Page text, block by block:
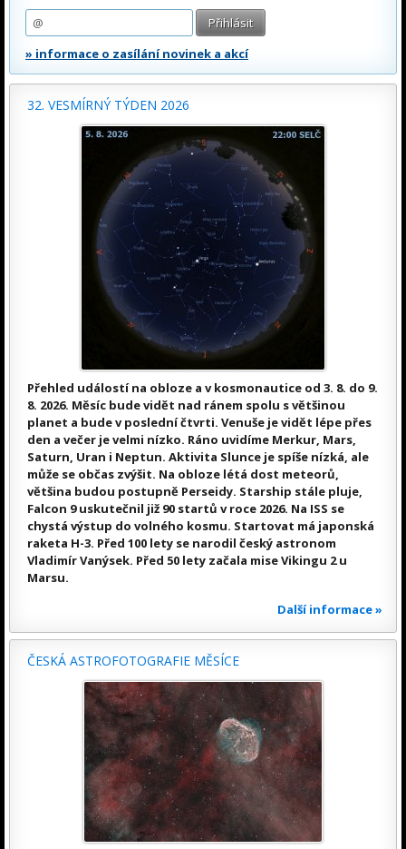
» informace o zasílání novinek a akcí
32. VESMÍRNÝ TÝDEN 2026
Přehled událostí na obloze a v kosmonautice od 3. 8. do 9.
8. 2026. Měsíc bude vidět nad ránem spolu s většinou
planet a bude v poslední čtvrti. Venuše je vidět lépe přes
den a večer je velmi nízko. Ráno uvidíme Merkur, Mars,
Saturn, Uran i Neptun. Aktivita Slunce je spíše nízká, ale
může se občas zvýšit. Na obloze létá dost meteorů,
většina budou postupně Perseidy. Starship stále pluje,
Falcon 9 uskutečnil již 90 startů v roce 2026. Na ISS se
chystá výstup do volného kosmu. Startovat má japonská
raketa H-3. Před 100 lety se narodil český astronom
Vladimír Vanýsek. Před 50 lety začala mise Vikingu 2 u
Marsu.
Další informace »
ČESKÁ ASTROFOTOGRAFIE MĚSÍCE